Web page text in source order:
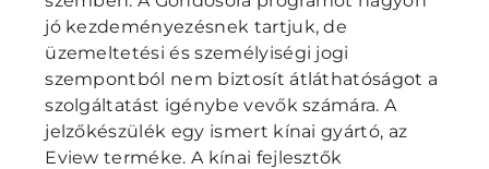
jó kezdeményezésnek tartjuk, de
üzemeltetési és személyiségi jogi
szempontból nem biztosít átláthatóságot a
szolgáltatást igénybe vevők számára. A
jelzőkészülék egy ismert kínai gyártó, az
Eview terméke. A kínai fejlesztők